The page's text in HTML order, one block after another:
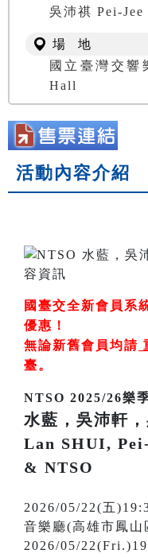
吳沛祺 Pei-Jee
場 地
國立臺灣交響
Hall
活動內容介紹
國臺交全新會員系
優惠！
無論新舊會員均請
臺。
NTSO 2025/26樂
水藍，吳沛軒
Lan SHUI,
& NTSO
2026/05/22(五
音樂廳(高雄市鳳山
2026/05/